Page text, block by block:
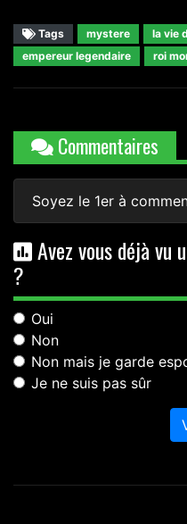
Tags mystere la vie
empereur legendaire
roi
Commentaires
Soyez le 1er à
Avez vous déjà vu
?
Oui
Non
Non mais je garde
Je ne suis pas sûr